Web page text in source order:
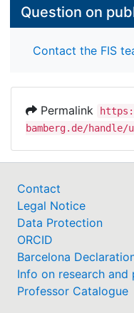
Question on
Contact the FIS
Permalink
bamberg.de/handle/
Contact
Legal Notice
Data Protection
ORCID
Barcelona
Info on research and
Professor Catalogue